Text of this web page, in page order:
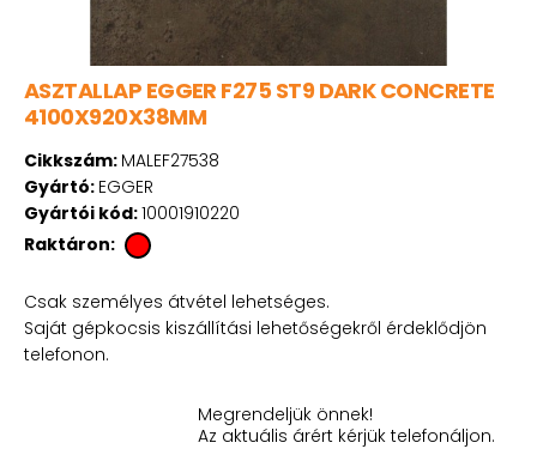
ASZTALLAP EGGER F275 ST9 DARK CONCRETE
4100X920X38MM
Cikkszám: MALEF27538
Gyártó: EGGER
Gyártói kód:10001910220
Raktáron:
Csak személyes átvétel lehetséges.
Saját gépkocsis kiszállítási lehetőségekről érdeklődjön
telefonon.
Megrendeljük önnek!
Az aktuális árért kérjük telefonáljon.